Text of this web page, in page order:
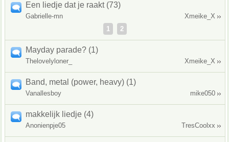
Een liedje dat je raakt (73)
Gabrielle-mn
Xmeike_X
1
2
Mayday parade? (1)
Thelovelyloner_ Xmeike_X
Band, metal (power, heavy) (1)
Vanallesboy mike050
makkelijk liedje (4)
Anonienpje05 TresCoolxx